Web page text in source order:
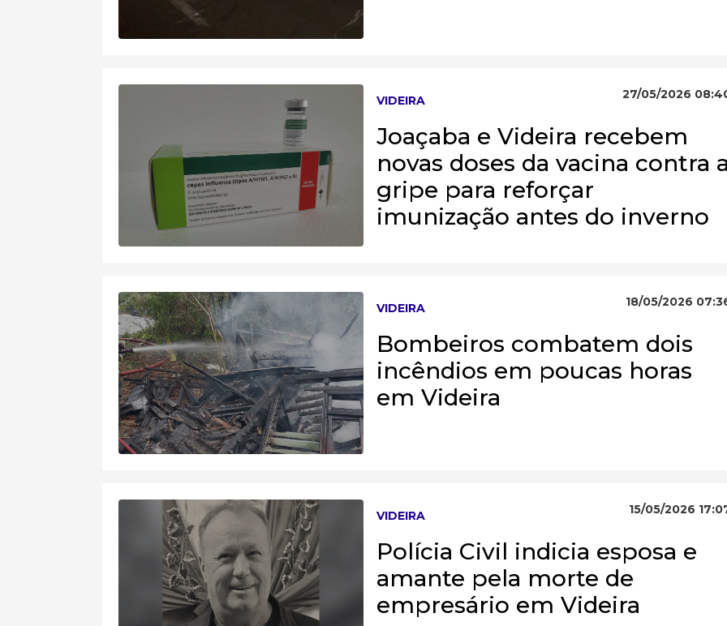
VIDEIRA 27/05/2026
Joaçaba e Videira recebem
novas doses da vacina contra
gripe para reforçar
imunização antes do inverno
VIDEIRA 18/05/2026
Bombeiros combatem dois
incêndios em poucas horas
em Videira
VIDEIRA 15/05/2026
Polícia Civil indicia esposa e
amante pela morte de
empresário em Videira